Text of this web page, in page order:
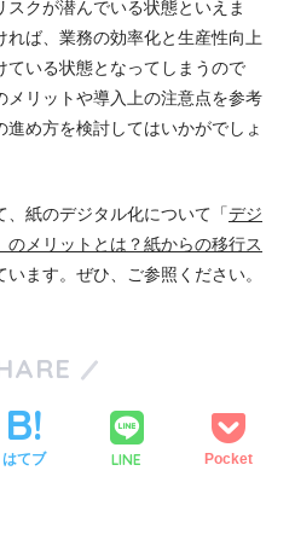
スクが潜んでいる状態といえま
ば、業務の効率化と生産性向上
ている状態となってしまうので
リットや導入上の注意点を参考
め方を検討してはいかがでしょ
紙のデジタル化について「デジ
のメリットとは？紙からの移行ス
います。ぜひ、ご参照ください。
はてブ LINE Pocket